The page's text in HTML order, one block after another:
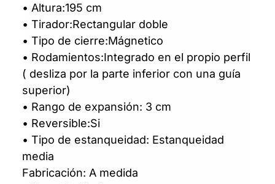
• Altura:195 cm
• Tirador:Rectangular doble
• Tipo de cierre:Mágnetico
• Rodamientos:Integrado en el propio perfil
( desliza por la parte inferior con una guía
superior)
• Rango de expansión: 3 cm
• Reversible:Si
• Tipo de estanqueidad: Estanqueidad
media
Fabricación: A medida